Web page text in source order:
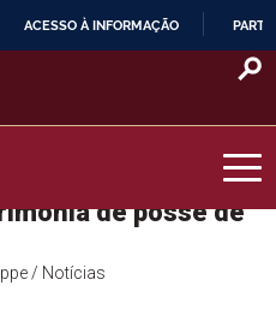
O
ACESSO À INFORMAÇÃO
de posse de
/ Notícias